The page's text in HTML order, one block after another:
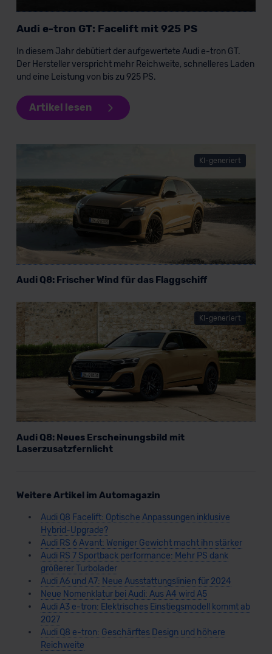
Audi e-tron GT: Facelift mit 925 PS
In diesem Jahr debütiert der aufgewertete Audi e-tron GT.
Der Hersteller verspricht mehr Reichweite, schnelleres Laden
und eine Leistung von bis zu 925 PS.
Artikel lesen
KI-generiert
Audi Q8: Frischer Wind für das Flaggschiff
KI-generiert
Audi Q8: Neues Erscheinungsbild mit
Laserzusatzfernlicht
Weitere Artikel im Automagazin
Audi Q8 Facelift: Optische Anpassungen inklusive
Hybrid-Upgrade?
Audi RS 6 Avant: Weniger Gewicht macht ihn stärker
Audi RS 7 Sportback performance: Mehr PS dank
größerer Turbolader
Audi A6 und A7: Neue Ausstattungslinien für 2024
Neue Nomenklatur bei Audi: Aus A4 wird A5
Audi A3 e-tron: Elektrisches Einstiegsmodell kommt ab
2027
Audi Q8 e-tron: Geschärftes Design und höhere
Reichweite